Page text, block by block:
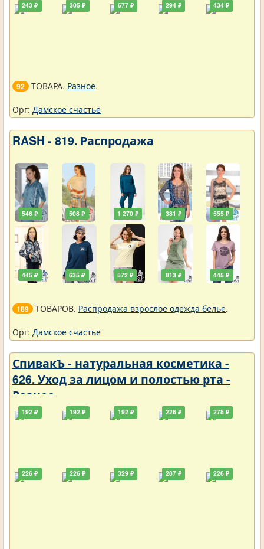
243 ₽ 305 ₽ 677 ₽ 294 ₽ 434 ₽
92 ТОВАРА. Разное.
Орг: Дамское счастье
RASH - 819. Распродажа
546 ₽
445 ₽
508 ₽
635 ₽
1 270 ₽
572 ₽
381 ₽
813 ₽
555 ₽
445 ₽
189 ТОВАРОВ. Распродажа взрослое одежда белье.
Орг: Дамское счастье
СпивакЪ - натуральная косметика -
626. Уход за лицом и полостью рта -
Разное
192 ₽
226 ₽
192 ₽
226 ₽
192 ₽
329 ₽
226 ₽
287 ₽
278 ₽
226 ₽